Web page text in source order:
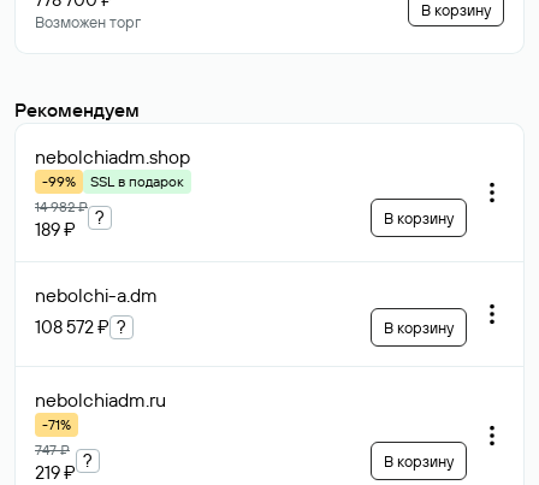
Возможен торг
В корзину
Рекомендуем
nebolchiadm.shop
-99%
SSL в подарок
14 982 ₽
189 ₽
? В корзину
nebolchi-a.dm
108 572 ₽ ? В корзину
nebolchiadm.ru
-71%
747 ₽
219 ₽
? В корзину